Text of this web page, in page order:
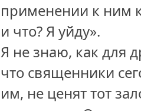
применении к ним
и что? Я уйду».
Я не знаю, как для
что священники
им, не ценят тот